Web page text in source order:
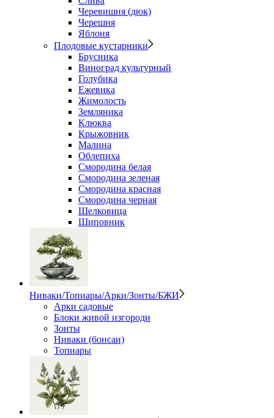
Черевишня (дюк)
Черешня
Яблоня
Плодовые кустарники
Брусника
Виноград культурный
Голубика
Ежевика
Жимолость
Земляника
Клюква
Крыжовник
Малина
Облепиха
Смородина белая
Смородина зеленая
Смородина красная
Смородина черная
Шелковица
Шиповник
Ниваки/Топиары/Арки/Зонты/БЖИ
Арки садовые
Блоки живой изгороди
Зонты
Ниваки (бонсаи)
Топиары